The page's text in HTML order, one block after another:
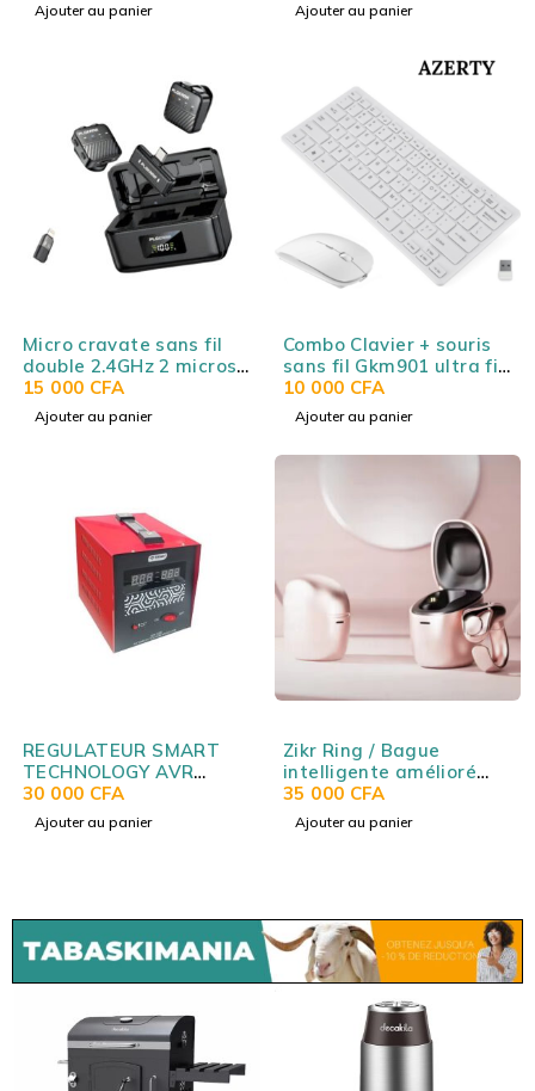
spatial, 75h
Ugreen Hitune Max 5C
Ajouter au panier Ajouter au panier
Micro cravate sans fil
double 2.4GHz 2 micros
25m PLOKAMA
MICROPHONE VM-80
15 000 CFA
Ajouter au panier
Combo Clavier + souris
sans fil Gkm901 ultra fin
– Disposition AZERTY
Français
10 000 CFA
Ajouter au panier
REGULATEUR SMART
TECHNOLOGY AVR
2000VA
30 000 CFA
Ajouter au panier
Zikr Ring / Bague
intelligente amélioré
avec boitier de charge
(tailles d'anneau
interchangeables)
35 000 CFA
Ajouter au panier